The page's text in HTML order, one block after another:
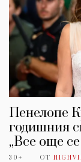
Пенелопе
годишния
„Все още
30+ ОТ